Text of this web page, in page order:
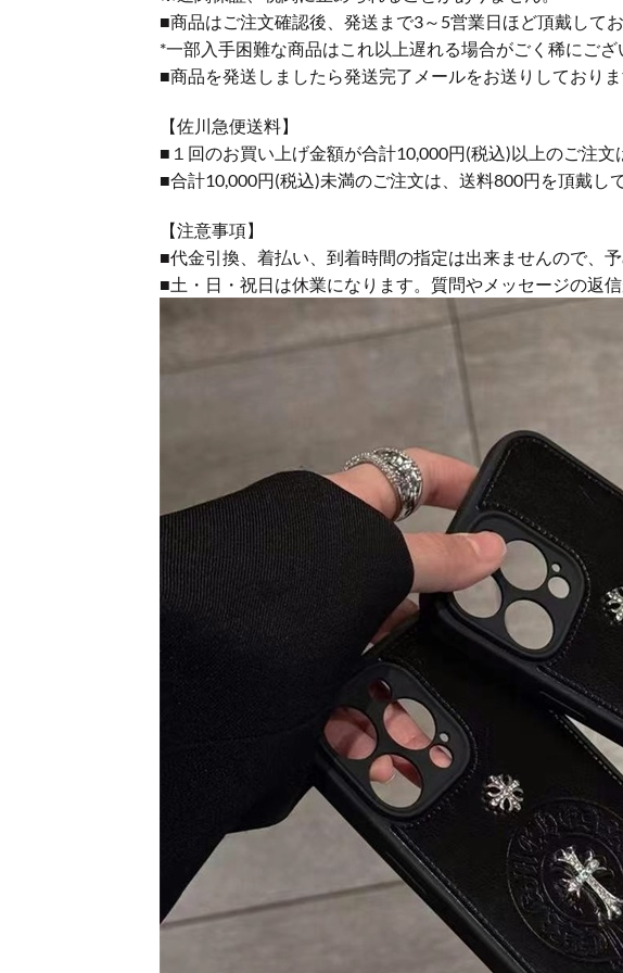
■商品はご注文確認後、発送まで3～5営業日ほど頂戴して
*一部入手困難な商品はこれ以上遅れる場合がごく稀にご
■商品を発送しましたら発送完了メールをお送りしておりま
【佐川急便送料】
■１回のお買い上げ金額が合計10,000円(税込)以上のご注文
■合計10,000円(税込)未満のご注文は、送料800円を頂戴し
【注意事項】
■代金引換、着払い、到着時間の指定は出来ませんので、予
■土・日・祝日は休業になります。質問やメッセージの返